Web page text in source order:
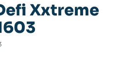
Xxtreme